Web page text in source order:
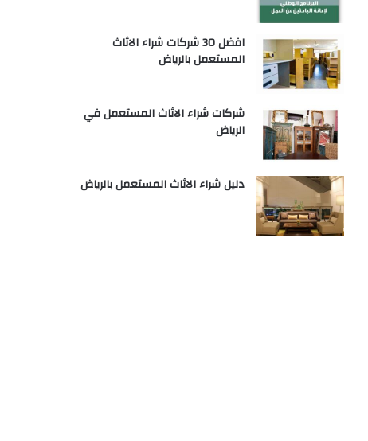
افضل 30 شركات شراء الاثاث
المستعمل بالرياض
شركات شراء الاثاث المستعمل في
الرياض
دليل شراء الاثاث المستعمل بالرياض